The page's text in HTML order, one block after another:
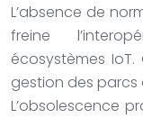
L’absence de
freine
écosystèmes
gestion des parcs
L’obsolescence